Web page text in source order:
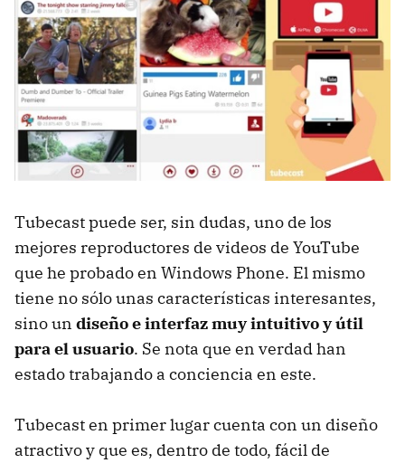
Tubecast puede ser, sin dudas, uno de los
mejores reproductores de videos de YouTube
que he probado en Windows Phone. El mismo
tiene no sólo unas características interesantes,
sino un diseño e interfaz muy intuitivo y útil
para el usuario. Se nota que en verdad han
estado trabajando a conciencia en este.
Tubecast en primer lugar cuenta con un diseño
atractivo y que es, dentro de todo, fácil de